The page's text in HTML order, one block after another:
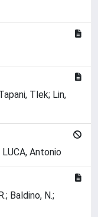
Tlek; Lin,
LUCA, Antonio
Baldino, N.;